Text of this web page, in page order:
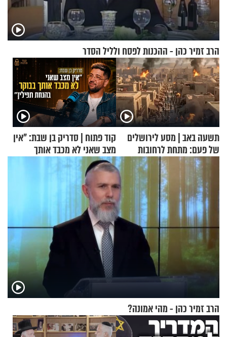
הרב זמיר כהן - ההכנות לפסח ולליל הסדר
תשעה באב | מסע לירושלים
של פעם: מתחת לרחובות
ירושלים
קוד פתוח | סדריק בן שבת: "אין
מצב שאני לא מכבד אותך
בבוקר בהנחת תפילין"
הרב זמיר כהן - מהי אמונה?